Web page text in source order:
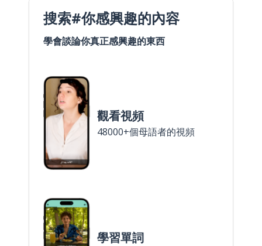
搜索#你感興趣的內容
學會談論你真正感興趣的東西
觀看視頻
48000+個母語者的視頻
學習單詞